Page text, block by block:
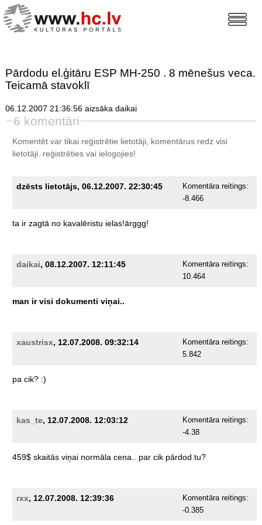
Pārdodu el.ģitāru ESP MH-250 . 8 mēnešus veca.
Teicamā stavoklī
06.12.2007 21:36:56 aizsāka daikai
6 komentāri
Komentēt var tikai reģistrētie lietotāji, komentārus redz visi
lietotāji. reģistrētiesvai ielogojies!
dzēsts lietotājs, 06.12.2007. 22:30:45
Komentāra reitings:
-8.466
ta ir zagtā no kavalēristu ielas!ārggg!
daikai, 08.12.2007. 12:11:45
Komentāra reitings:
10.464
man ir visi dokumenti viņai..
xaustrisx, 12.07.2008. 09:32:14
Komentāra reitings:
5.842
pa cik? :)
kas_te, 12.07.2008. 12:03:12
Komentāra reitings:
-4.38
459$ skaitās viņai normāla cena.. par cik pārdod tu?
rxx, 12.07.2008. 12:39:36
Komentāra reitings:
-0.385